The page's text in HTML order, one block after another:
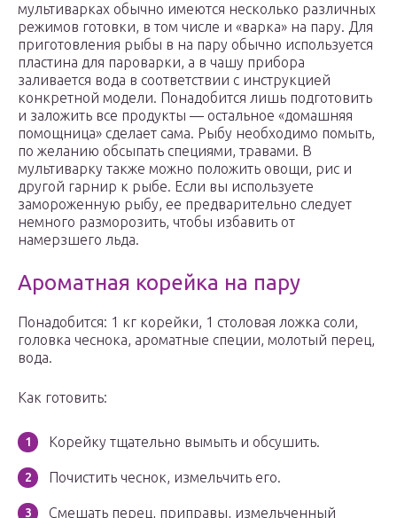
мультиварках обычно имеются несколько различных
режимов готовки, в том числе и «варка» на пару. Для
приготовления рыбы в на пару обычно используется
пластина для пароварки, а в чашу прибора
заливается вода в соответствии с инструкцией
конкретной модели. Понадобится лишь подготовить
и заложить все продукты — остальное «домашняя
помощница» сделает сама. Рыбу необходимо помыть,
по желанию обсыпать специями, травами. В
мультиварку также можно положить овощи, рис и
другой гарнир к рыбе. Если вы используете
замороженную рыбу, ее предварительно следует
немного разморозить, чтобы избавить от
намерзшего льда.
Ароматная корейка на пару
Понадобится: 1 кг корейки, 1 столовая ложка соли,
головка чеснока, ароматные специи, молотый перец,
вода.
Как готовить:
Корейку тщательно вымыть и обсушить.
Почистить чеснок, измельчить его.
Смешать перец, приправы, измельченный